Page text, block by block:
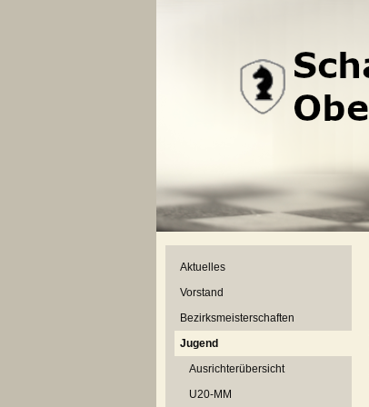
Aktuelles
Vorstand
Bezirksmeisterschaften
Jugend
Ausrichterübersicht
U20-MM